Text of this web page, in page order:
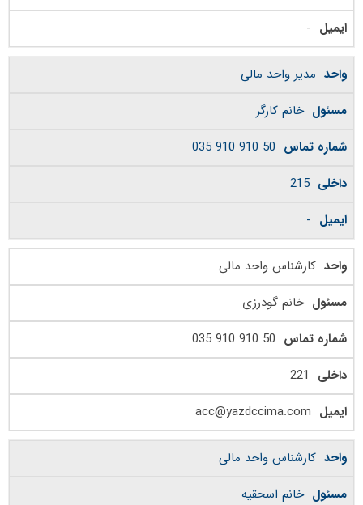
-
مدیر واحد مالی
خانم کارگر
50 910 910 035
215
-
کارشناس واحد مالی
خانم گودرزی
50 910 910 035
221
acc@yazdccima.com
کارشناس واحد مالی
خانم اسحقیه